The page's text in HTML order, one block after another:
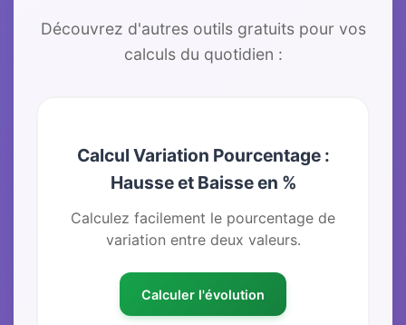
Découvrez d'autres outils gratuits pour vos
calculs du quotidien :
Calcul Variation Pourcentage :
Hausse et Baisse en %
Calculez facilement le pourcentage de
variation entre deux valeurs.
Calculer l'évolution